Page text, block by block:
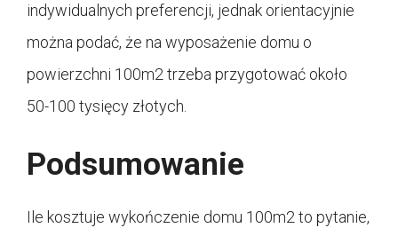
indywidualnych preferencji, jednak orientacyjnie
można podać, że na wyposażenie domu o
powierzchni 100m2 trzeba przygotować około
50-100 tysięcy złotych.
Podsumowanie
Ile kosztuje wykończenie domu 100m2 to pytanie,